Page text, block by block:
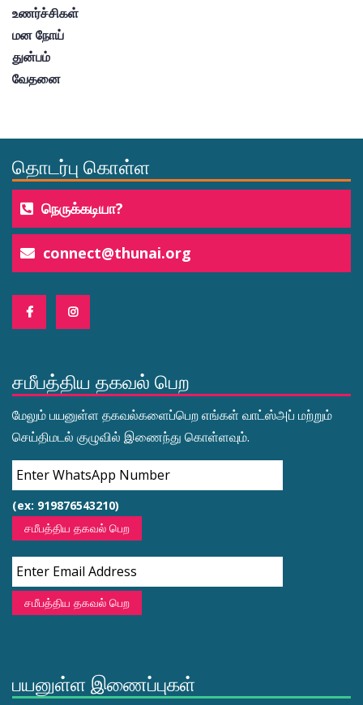
உணர்ச்சிகள்
மன நோய்
துன்பம்
வேதனை
தொடர்பு கொள்ள
நெருக்கடியா?
connect@thunai.org
சமீபத்திய தகவல் பெற
மேலும் பயனுள்ள தகவல்களைப்பெற எங்கள் வாட்ஸ்அப் மற்றும்
செய்திமடல் குழுவில் இணைந்து கொள்ளவும்.
(ex: 919876543210)
சமீபத்திய தகவல் பெற
சமீபத்திய தகவல் பெற
பயனுள்ள இணைப்புகள்